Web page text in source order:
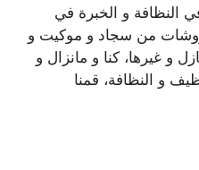
النظافة و الخبرة في
من سجاد و موكيت و
و غيرها، كنا و مانزال و
و النظافة، قمنا